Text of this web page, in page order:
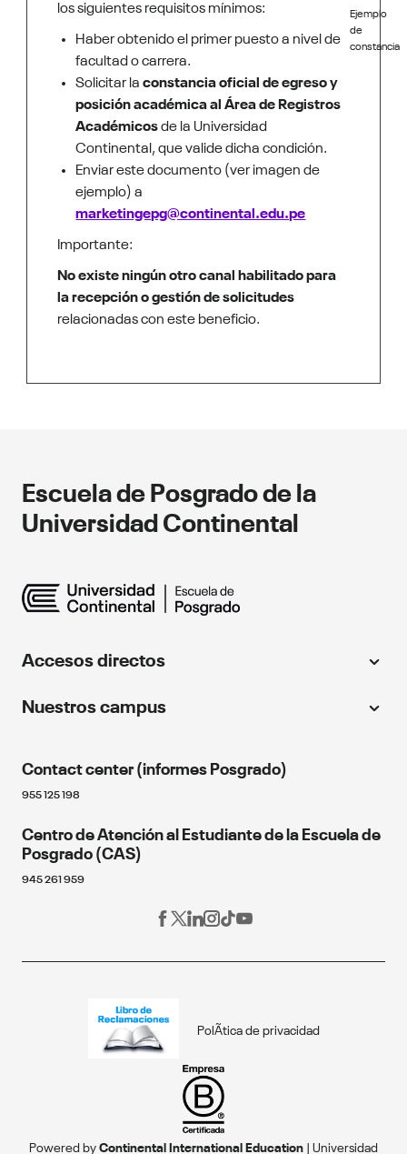
los siguientes requisitos mínimos:
Haber obtenido el primer puesto a nivel de
facultad o carrera.
Solicitar laconstancia oficial de egreso y
posición académica al Área de Registros
Académicosde la Universidad
Continental, que valide dicha condición.
Enviar este documento (ver imagen de
ejemplo) a
marketingepg@continental.edu.pe
Importante:
No existe ningún otro canal habilitado para
la recepción o gestión de solicitudes
relacionadas con este beneficio.
Ejemplo
de
constancia
Escuela de Posgrado de la
Universidad Continental
Accesos directos
Centro de idiomas
Continental Florida University
Educación continua
Fondo editorial
Próximos eventos
Blog de Posgrado
Estudia en línea
Nuestros campus
064 481430
Cusco
084 480070
Arequipa
01 2132760
Contact center (informes Posgrado)
955 125 198
Centro de Atención al Estudiante de la Escuela de
Posgrado (CAS)
945 261 959
PolÃ­tica de privacidad
Powered by Continental International Education | Universidad